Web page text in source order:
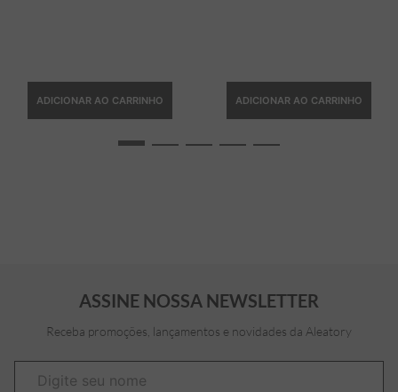
ADICIONAR AO CARRINHO ADICIONAR AO CARRINHO
ASSINE NOSSA NEWSLETTER
Receba promoções, lançamentos e novidades da Aleatory